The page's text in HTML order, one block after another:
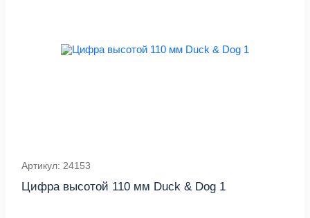
Артикул: 24153
Цифра высотой 110 мм Duck & Dog 1